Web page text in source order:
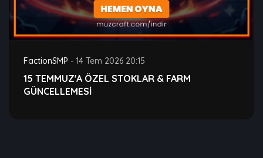
FactionSMP - 14 Tem 2026 20:15
15 TEMMUZ'A ÖZEL STOKLAR & FARM
GÜNCELLEMESİ